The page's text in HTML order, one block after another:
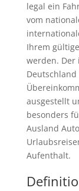
legal ein
vom
Ihrem
werden.
ausgestellt
besonders
Ausland
Aufenthalt.